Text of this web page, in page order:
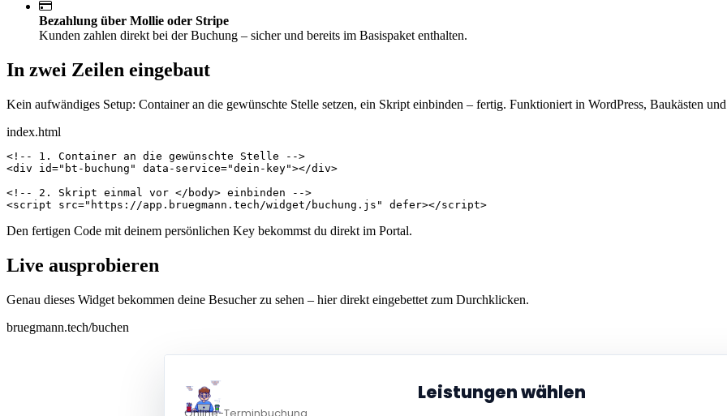
Bezahlung über Mollie oder Stripe
Kunden zahlen direkt bei der Buchung – sicher und bereits im Basispaket enthalten.
In zwei Zeilen eingebaut
Kein aufwändiges Setup: Container an die gewünschte Stelle setzen, ein Skript einbinden – fertig. Funktioniert in WordPress, Baukästen
index.html
<!-- 1. Container an die gewünschte Stelle -->
<div
id="bt-buchung" data-service="dein-key"></div>
<!-- 2. Skript einmal vor </body> einbinden -->
<script
src="https://app.bruegmann.tech/widget/buchung.js" defer></script>
Den fertigen Code mit deinem persönlichen Key bekommst du direkt im Portal.
Live ausprobieren
Genau dieses Widget bekommen deine Besucher zu sehen – hier direkt eingebettet zum Durchklicken.
bruegmann.tech/buchen